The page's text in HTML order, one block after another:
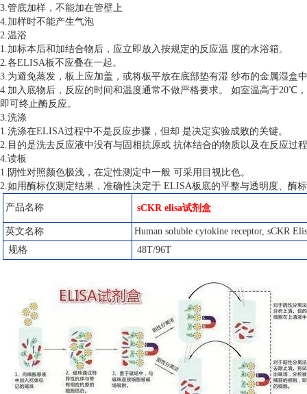
3.管底加样，不能加在管壁上
4.加样时不能产生气泡
2.温浴
1.加标本后和加结合物后，应立即放入按规定的反应温 度的水浴箱。
2.各ELISA板不应叠在一起。
3.为避免蒸发，板上应加盖，或将板平放在底部垫有湿 纱布的金属湿盒
4.加入底物后，反应的时间和温度通常不做严格要求。 如室温高于20℃
即可终止酶反应。
3.洗涤
1.洗涤在ELISA过程中不是反应步骤，但却 是决定实验成败的关键。
2.目的是洗去反应液中没有与固相抗原或 抗体结合的物质以及在反应过
4.读板
1.阴性对照颜色极浅，在定性测定中一般 可采用目视比色。
2.如用酶标仪测定结果，准确性决定于 ELISA板底的平整与透明度、酶
产品名称 sCKR elisa试剂盒
英文名称
Human soluble cytokine receptor, sCKR
规格
48T/96T